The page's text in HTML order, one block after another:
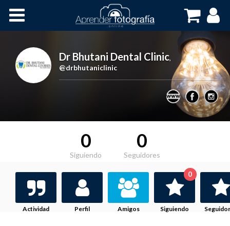
Cursos OnLine
Dr Bhutani Dental Clinic,
@drbhutaniclinic
0
Siguiendo
0
Seguidores
Actividad Perfil Amigos Siguiendo
0